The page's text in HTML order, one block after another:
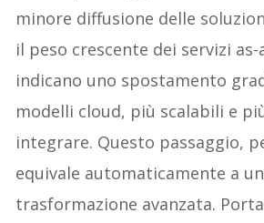
minore diffusione delle
il peso crescente dei servizi as-
indicano uno spostamento
modelli cloud, più scalabili e
integrare. Questo passaggio,
equivale automaticamente a
trasformazione avanzata.